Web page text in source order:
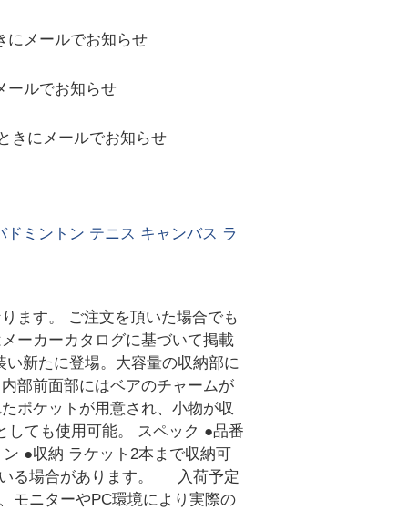
にメールでお知らせ
ールでお知らせ
きにメールでお知らせ
ドミントン テニス キャンバス ラ
ます。 ご注文を頂いた場合でも
ーカーカタログに基づいて掲載
新たに登場。大容量の収納部に
部前面部にはベアのチャームが
ポケットが用意され、小物が収
しても使用可能。 スペック ●品番
●収納 ラケット2本まで収納可
いる場合があります。 入荷予定
モニターやPC環境により実際の